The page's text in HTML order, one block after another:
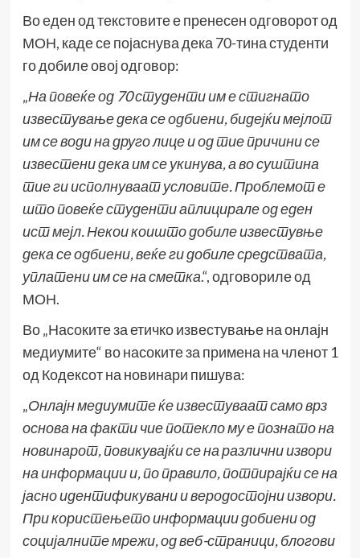
Воеденод текстовите е пренесен одговорот од
МОН, каде се појаснува дека 70-тина студенти
го добиле овој одговор:
„На повеќе од 70 студенти им е стигнато
известување дека се одбиени, бидејќи мејлот
им се води на друго лице и од тие причини се
известени дека им се укинува, а во суштина
тие ги исполнуваат условите. Проблемот е
што повеќе студенти аплицирале од еден
ист мејл. Некои коишто добиле известувње
дека се одбиени, веќе ги добиле средствата,
уплатени им се на сметка.“, одговориле од
МОН.
Во „Насоките за етичко известување на онлајн
медиумите“ во насоките за примена на членот 1
од Кодексот на новинари пишува:
„Онлајн медиумите ќе известуваат само врз
основа на факти чие потекло му е познато на
новинарот, повикувајќи се на различни извори
на информации и, по правило, потпирајќи се на
јасно идентификувани и веродостојни извори.
При користењето информации добиени од
социјалните мрежи, од веб-страници, блогови